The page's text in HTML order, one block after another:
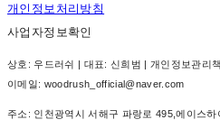
개인정보처리방침
사업자정보확인
상호: 우드러쉬 | 대표: 신희범 | 개인정보관리
이메일: woodrush_official@naver.com
주소: 인천광역시 서해구 파랑로 495,에이스